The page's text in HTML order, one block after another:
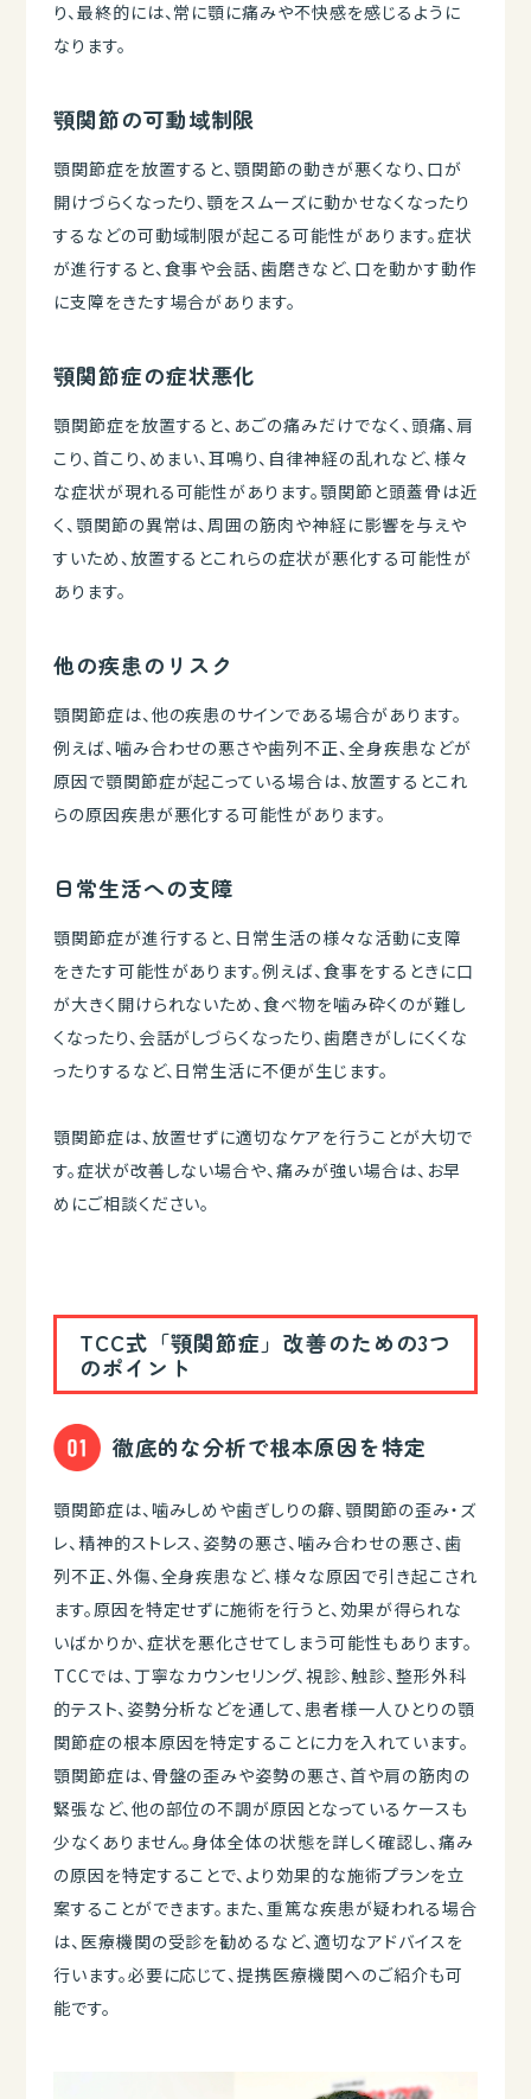
り、最終的には、常に顎に痛みや不快感を感じるように
なります。
顎関節の可動域制限
顎関節症を放置すると、顎関節の動きが悪くなり、口が
開けづらくなったり、顎をスムーズに動かせなくなったり
するなどの可動域制限が起こる可能性があります。症状
が進行すると、食事や会話、歯磨きなど、口を動かす動作
に支障をきたす場合があります。
顎関節症の症状悪化
顎関節症を放置すると、あごの痛みだけでなく、頭痛、肩
こり、首こり、めまい、耳鳴り、自律神経の乱れなど、様々
な症状が現れる可能性があります。顎関節と頭蓋骨は近
く、顎関節の異常は、周囲の筋肉や神経に影響を与えや
すいため、放置するとこれらの症状が悪化する可能性が
あります。
他の疾患のリスク
顎関節症は、他の疾患のサインである場合があります。
例えば、噛み合わせの悪さや歯列不正、全身疾患などが
原因で顎関節症が起こっている場合は、放置するとこれ
らの原因疾患が悪化する可能性があります。
日常生活への支障
顎関節症が進行すると、日常生活の様々な活動に支障
をきたす可能性があります。例えば、食事をするときに口
が大きく開けられないため、食べ物を噛み砕くのが難し
くなったり、会話がしづらくなったり、歯磨きがしにくくな
ったりするなど、日常生活に不便が生じます。
顎関節症は、放置せずに適切なケアを行うことが大切で
す。症状が改善しない場合や、痛みが強い場合は、お早
めにご相談ください。
TCC式「顎関節症」改善のための3つ
のポイント
徹底的な分析で根本原因を特定
顎関節症は、噛みしめや歯ぎしりの癖、顎関節の歪み・ズ
レ、精神的ストレス、姿勢の悪さ、噛み合わせの悪さ、歯
列不正、外傷、全身疾患など、様々な原因で引き起こされ
ます。原因を特定せずに施術を行うと、効果が得られな
いばかりか、症状を悪化させてしまう可能性もあります。
TCCでは、丁寧なカウンセリング、視診、触診、整形外科
的テスト、姿勢分析などを通して、患者様一人ひとりの顎
関節症の根本原因を特定することに力を入れています。
顎関節症は、骨盤の歪みや姿勢の悪さ、首や肩の筋肉の
緊張など、他の部位の不調が原因となっているケースも
少なくありません。身体全体の状態を詳しく確認し、痛み
の原因を特定することで、より効果的な施術プランを立
案することができます。また、重篤な疾患が疑われる場合
は、医療機関の受診を勧めるなど、適切なアドバイスを
行います。必要に応じて、提携医療機関へのご紹介も可
能です。